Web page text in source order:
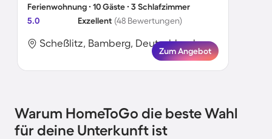
Ferienwohnung ∙ 10 Gäste ∙ 3 Schlafzimmer
5.0
Exzellent (48 Bewertungen)
Scheßlitz, Bamberg, Deutschland
Zum Angebot
Warum HomeToGo die beste Wahl
für deine Unterkunft ist